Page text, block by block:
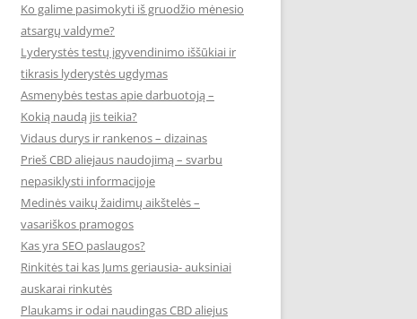
Ko galime pasimokyti iš gruodžio mėnesio
atsargų valdyme?
Lyderystės testų įgyvendinimo iššūkiai ir
tikrasis lyderystės ugdymas
Asmenybės testas apie darbuotoją –
Kokią naudą jis teikia?
Vidaus durys ir rankenos – dizainas
Prieš CBD aliejaus naudojimą – svarbu
nepasiklysti informacijoje
Medinės vaikų žaidimų aikštelės –
vasariškos pramogos
Kas yra SEO paslaugos?
Rinkitės tai kas Jums geriausia- auksiniai
auskarai rinkutės
Plaukams ir odai naudingas CBD aliejus